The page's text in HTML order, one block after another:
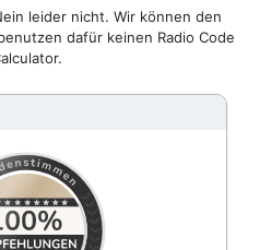
leider nicht. Wir können den
dafür keinen Radio Code